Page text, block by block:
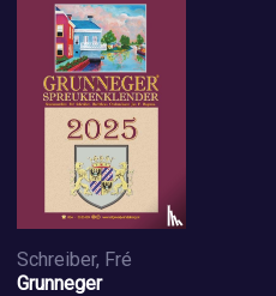
Schreiber, Fré
Grunneger